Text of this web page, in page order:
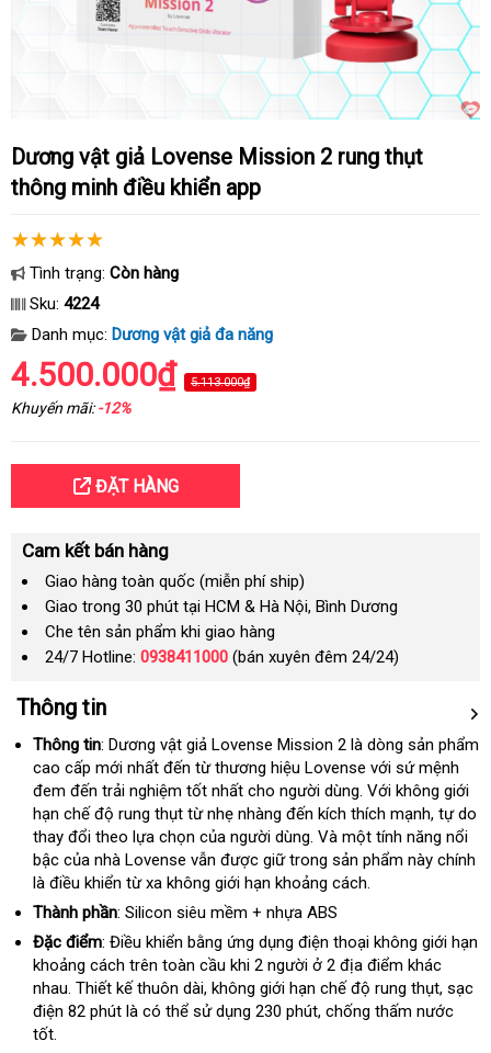
Dương vật giả Lovense Mission 2 rung thụt
thông minh điều khiển app
Tình trạng: Còn hàng
Sku: 4224
Danh mục: Dương vật giả đa năng
4.500.000₫ 5.113.000₫
Khuyến mãi:-12%
ĐẶT HÀNG
Cam kết bán hàng
Giao hàng toàn quốc (miễn phí ship)
Giao trong 30 phút tại HCM & Hà Nội, Bình Dương
Che tên sản phẩm khi giao hàng
24/7 Hotline: 0938411000 (bán xuyên đêm 24/24)
Thông tin
Thông tin: Dương vật giả Lovense Mission 2 là dòng sản phẩm
cao cấp mới nhất đến từ thương hiệu Lovense sửa
chữa
với sứ mệnh
đem đến trải nghiệm tốt nhất cho người dùngchính
hãng
. Với không giới
hạn chế độ rung thụt từ nhẹ nhàng đến kích thích mạnhhướng
dẫn
, tự do
thay đổi theo lựa chọn cung
cấp
của người dùngkiểm
tra
. Và một tính năng nổi
bậc đặt
mua
của nhà Lovense bình
luận
vẫn shop
được giữ trong sản phẩm này chính
là điều khiển từ xa không giới hạn khoảng cách.
Thành phần: Silicon siêu mềm + nhựa ABS
Đặc điểm: Điều khiển bằng ứng dụng điện thoại không giới hạn
khoảng cách trên toàn cầu khi 2 người ở 2 địa điểm khác
nhauPháp
. Thiết kế thuôn dàiđẹp
, không giới hạn chế độ rung thụtnhập
khẩu
, sạc
điện 82 phút là Lazada
có thể sử dụng 230 phútchính
, chống thấm nước
tốt.